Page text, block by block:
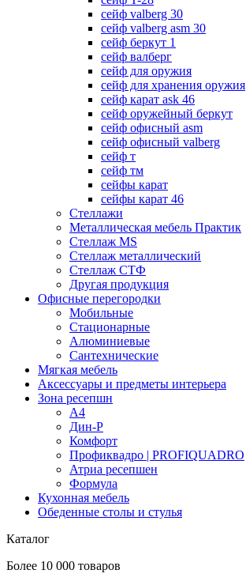
сейф valberg 30
сейф valberg asm 30
сейф беркут 1
сейф валберг
сейф для оружия
сейф для хранения оружия
сейф карат ask 46
сейф оружейный беркут
сейф офисный asm
сейф офисный valberg
сейф т
сейф тм
сейфы карат
сейфы карат 46
Стеллажи
Металлическая мебель Практик
Стеллаж MS
Стеллаж металлический
Стеллаж СТФ
Другая продукция
Офисные перегородки
Мобильные
Стационарные
Алюминиевые
Сантехнические
Мягкая мебель
Аксессуары и предметы интерьера
Зона ресепшн
А4
Дин-Р
Комфорт
Профиквадро | PROFIQUADRO
Атриа ресепшен
Формула
Кухонная мебель
Обеденные столы и стулья
Каталог
Более 10 000 товаров